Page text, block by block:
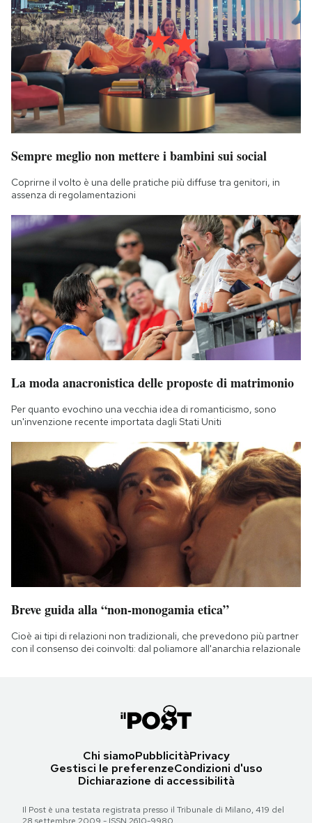
Sempre meglio non mettere i bambini sui social
Coprirne il volto è una delle pratiche più diffuse tra genitori, in
assenza di regolamentazioni
La moda anacronistica delle proposte di matrimonio
Per quanto evochino una vecchia idea di romanticismo, sono
un'invenzione recente importata dagli Stati Uniti
Breve guida alla “non-monogamia etica”
Cioè ai tipi di relazioni non tradizionali, che prevedono più partner
con il consenso dei coinvolti: dal poliamore all'anarchia relazionale
Chi siamoPubblicitàPrivacy
Gestisci le preferenzeCondizioni d'uso
Dichiarazione di accessibilità
Il Post è una testata registrata presso il Tribunale di Milano, 419 del
28 settembre 2009 - ISSN 2610-9980